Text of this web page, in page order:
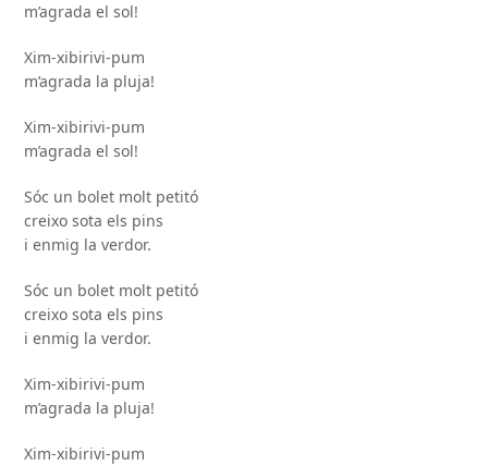
m’agrada el sol!
Xim-xibirivi-pum
m’agrada la pluja!
Xim-xibirivi-pum
m’agrada el sol!
Sóc un bolet molt petitó
creixo sota els pins
i enmig la verdor.
Sóc un bolet molt petitó
creixo sota els pins
i enmig la verdor.
Xim-xibirivi-pum
m’agrada la pluja!
Xim-xibirivi-pum